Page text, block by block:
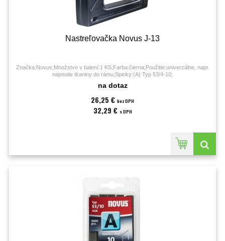
Nastreľovačka Novus J-13
Značka:Novus;Množstvo v balení:1 KS;Farba:čierna;Použitie:univerzálne, napr.
napnutie tkaniny do rámu;Spinky:(A) Typ 53/4-10;
na dotaz
26,25 € bez DPH
32,29 € s DPH